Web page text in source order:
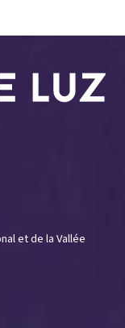
et de la Vallée